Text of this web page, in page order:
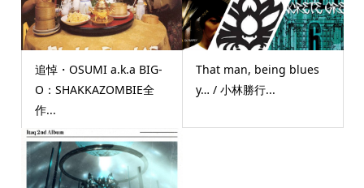
追悼・OSUMI a.k.a BIG-
O：SHAKKAZOMBIE全
作...
That man, being blues
y… / 小林勝行...